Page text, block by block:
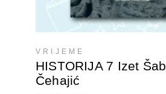
VRIJEME
HISTORIJA 7 Izet
Čehajić